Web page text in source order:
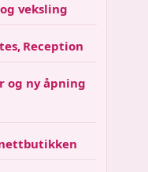
veksling
Reception
og ny åpning